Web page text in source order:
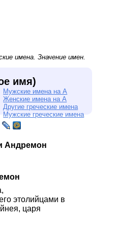
имена. Значение имен.
имя)
Мужские имена на А
Женские имена на А
Другие греческие имена
Мужские греческие имена
Андремон
этолийцами в
царя